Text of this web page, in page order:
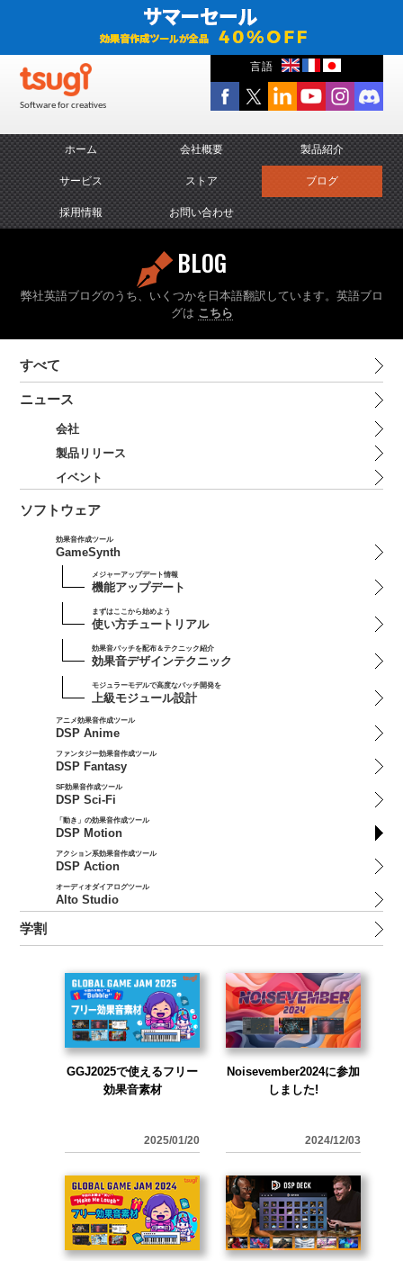
Software for creatives
言語
ホーム 会社概要 製品紹介
サービス ストア ブログ
採用情報 お問い合わせ
BLOG
弊社英語ブログのうち、いくつかを日本語翻訳しています。英語ブロ
グは こちら
すべて
ニュース
会社
製品リリース
イベント
ソフトウェア
効果音作成ツール
GameSynth
メジャーアップデート情報
機能アップデート
まずはここから始めよう
使い方チュートリアル
効果音パッチを配布＆テクニック紹介
効果音デザインテクニック
モジュラーモデルで高度なパッチ開発を
上級モジュール設計
アニメ効果音作成ツール
DSP Anime
ファンタジー効果音作成ツール
DSP Fantasy
SF効果音作成ツール
DSP Sci-Fi
「動き」の効果音作成ツール
DSP Motion
アクション系効果音作成ツール
DSP Action
オーディオダイアログツール
Alto Studio
学割
GGJ2025で使えるフリー
効果音素材
2025/01/20
Noisevember2024に参加
しました!
2024/12/03